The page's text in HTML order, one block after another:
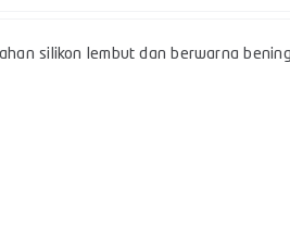
silikon lembut dan berwarna